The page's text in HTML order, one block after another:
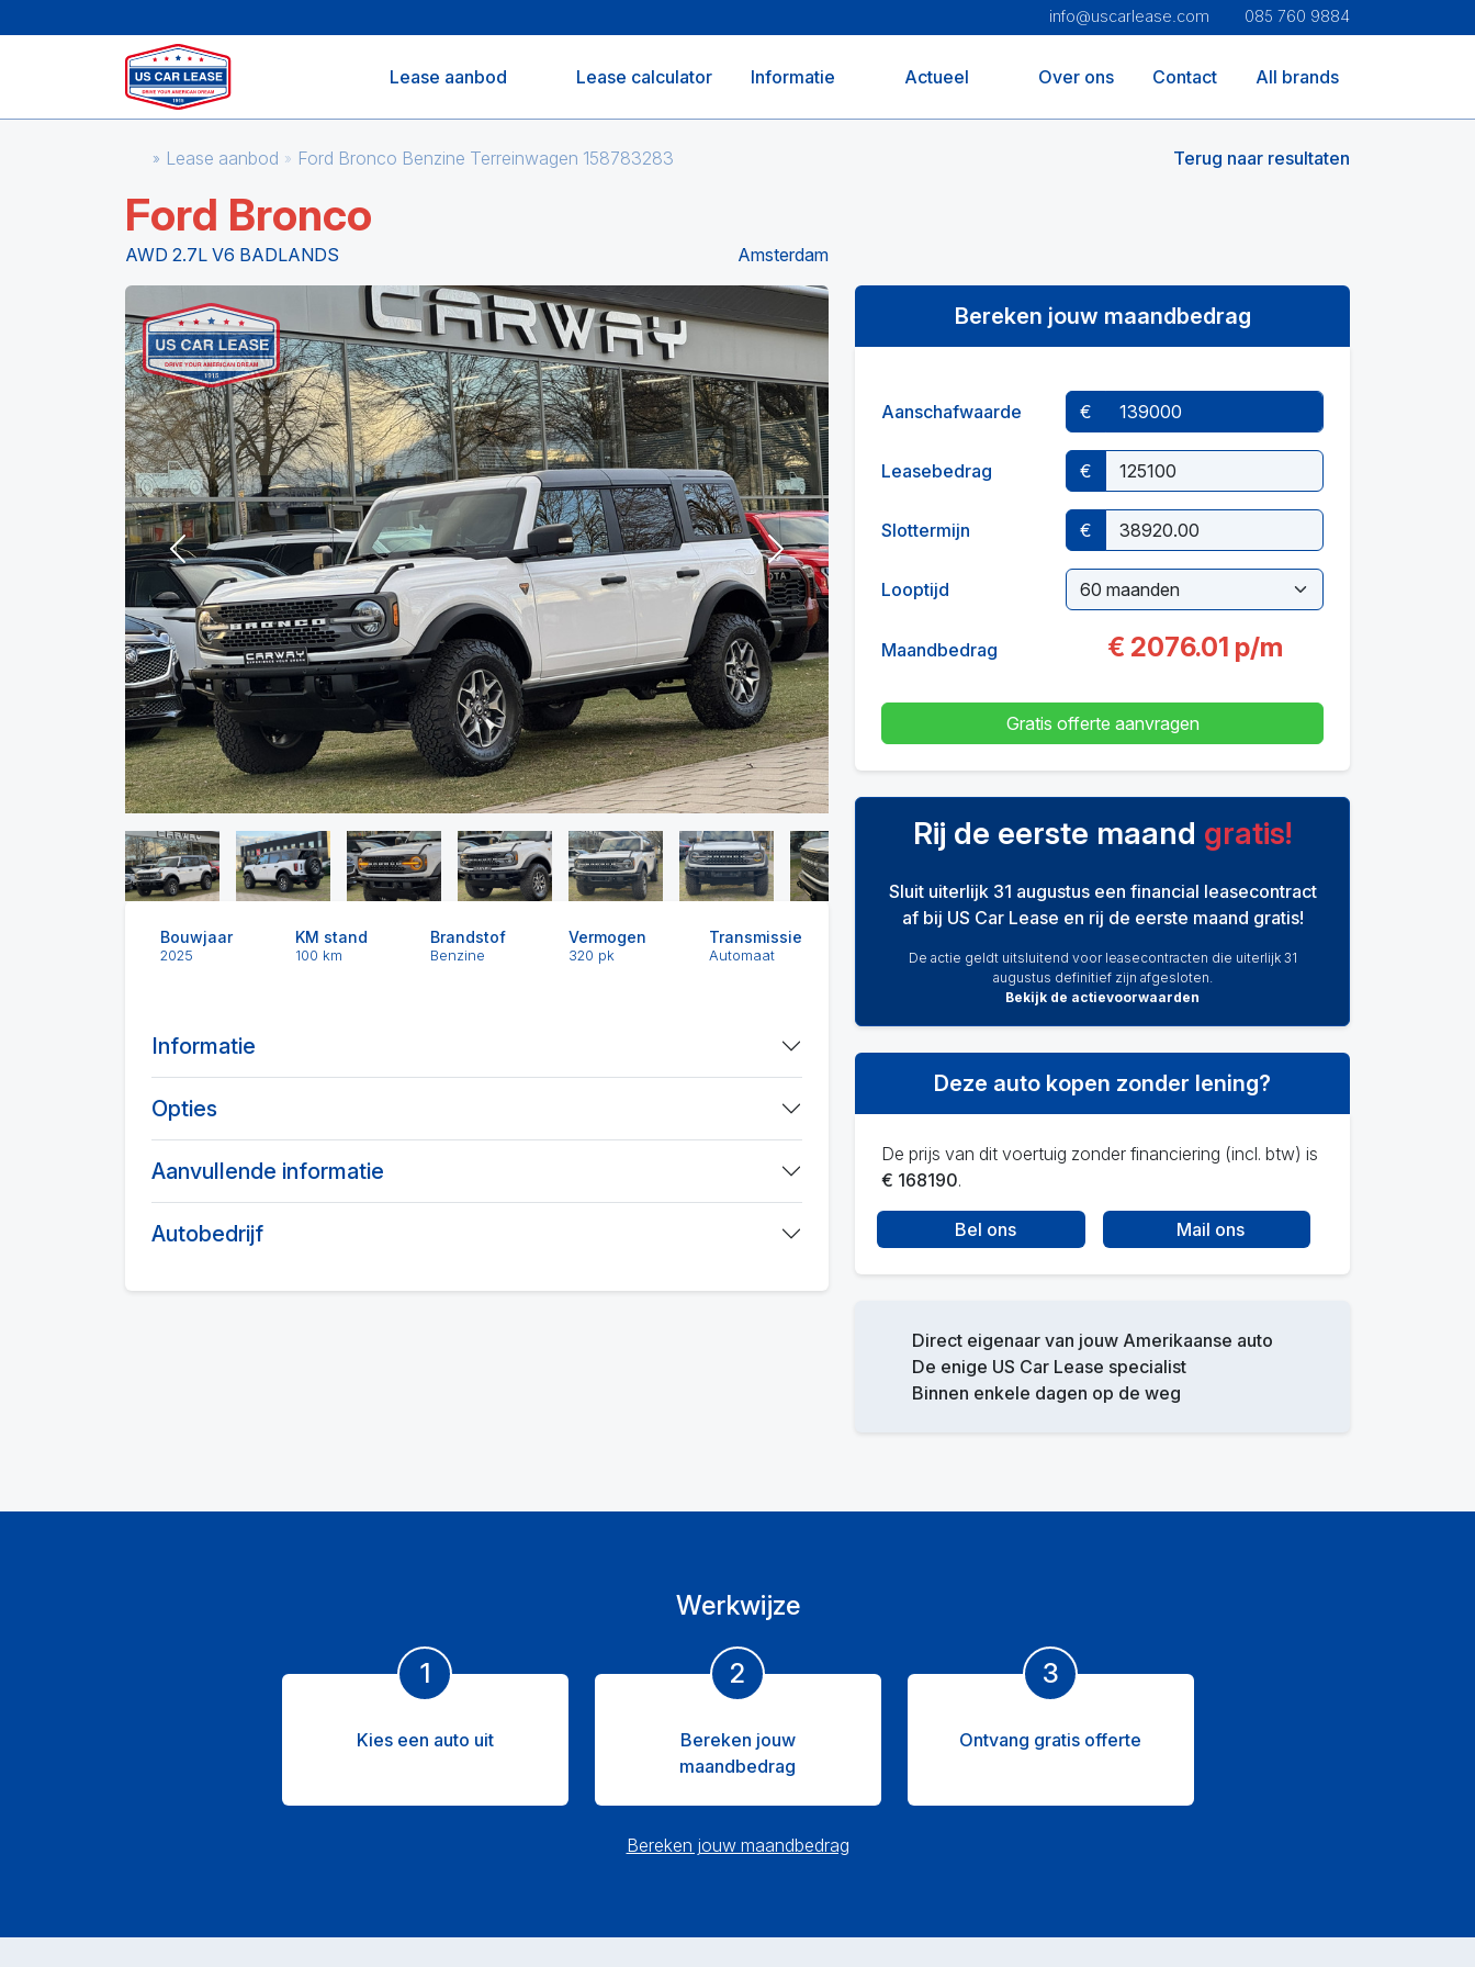
info@uscarlease.com 085 760 9884
Lease aanbod Lease calculator Informatie Actueel Over ons Contact All brands
Lease aanbod Ford Bronco Benzine Terreinwagen 158783283 Terug naar resultaten
Ford Bronco
AWD 2.7L V6 BADLANDS Amsterdam
Previous Next
Bouwjaar
2025
KM stand
100 km
Brandstof
Benzine
Vermogen
320 pk
Transmissie
Automaat
Informatie
Opties
Aanvullende informatie
Autobedrijf
Bereken jouw maandbedrag
Aanschafwaarde €
Leasebedrag €
Slottermijn €
Looptijd
Maandbedrag € 2076.01 p/m
Gratis offerte aanvragen
Rij de eerste maand gratis!
Sluit uiterlijk 31 augustus een financial leasecontract
af bij US Car Lease en rij de eerste maand gratis!
De actie geldt uitsluitend voor leasecontracten die uiterlijk 31
augustus definitief zijn afgesloten.
Bekijk de actievoorwaarden
Deze auto kopen zonder lening?
De prijs van dit voertuig zonder financiering (incl. btw) is
€ 168190.
Bel ons Mail ons
Direct eigenaar van jouw Amerikaanse auto
De enige US Car Lease specialist
Binnen enkele dagen op de weg
Werkwijze
1
Kies een auto uit
2
Bereken jouw
maandbedrag
3
Ontvang gratis offerte
Bereken jouw maandbedrag